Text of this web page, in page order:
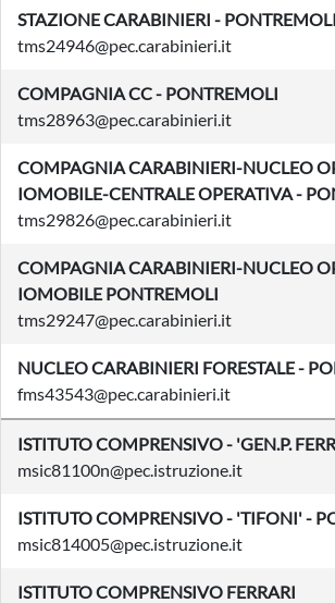
STAZIONE CARABINIERI - PONTREMOLI
tms24946@pec.carabinieri.it
COMPAGNIA CC - PONTREMOLI
tms28963@pec.carabinieri.it
COMPAGNIA CARABINIERI-NUCLEO
IOMOBILE-CENTRALE OPERATIVA -
tms29826@pec.carabinieri.it
COMPAGNIA CARABINIERI-NUCLEO
IOMOBILE PONTREMOLI
tms29247@pec.carabinieri.it
NUCLEO CARABINIERI FORESTALE -
fms43543@pec.carabinieri.it
ISTITUTO COMPRENSIVO - 'GEN.P.
msic81100n@pec.istruzione.it
ISTITUTO COMPRENSIVO - 'TIFONI' -
msic814005@pec.istruzione.it
ISTITUTO COMPRENSIVO FERRARI